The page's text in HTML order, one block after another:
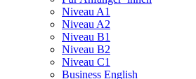
Niveau A1
Niveau A2
Niveau B1
Niveau B2
Niveau C1
Business English